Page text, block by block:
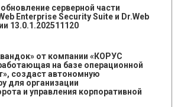
серверной части
Enterprise Security Suite и Dr.Web
13.0.1.202511120
от компании «КОРУС
на базе операционной
создаст автономную
для организации
и управления корпоративной